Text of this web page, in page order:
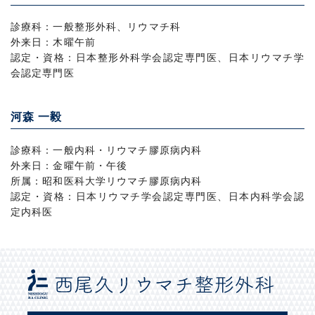
診療科：一般整形外科、リウマチ科
外来日：木曜午前
認定・資格：日本整形外科学会認定専門医、日本リウマチ学
会認定専門医
河森 一毅
診療科：一般内科・リウマチ膠原病内科
外来日：金曜午前・午後
所属：昭和医科大学リウマチ膠原病内科
認定・資格：日本リウマチ学会認定専門医、日本内科学会認
定内科医